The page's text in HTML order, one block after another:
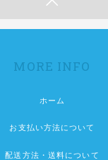
MORE INFO
ホーム
お支払い方法について
配送方法・送料について